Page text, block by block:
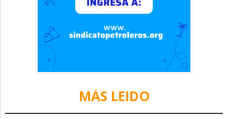
MÁS LEIDO